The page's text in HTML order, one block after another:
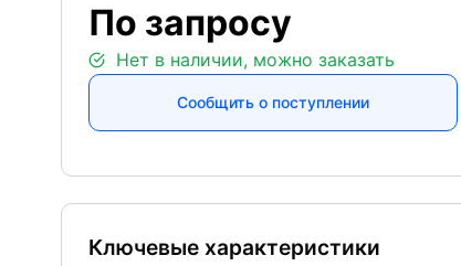
По запросу
Нет в наличии, можно заказать
Сообщить о поступлении
Ключевые характеристики